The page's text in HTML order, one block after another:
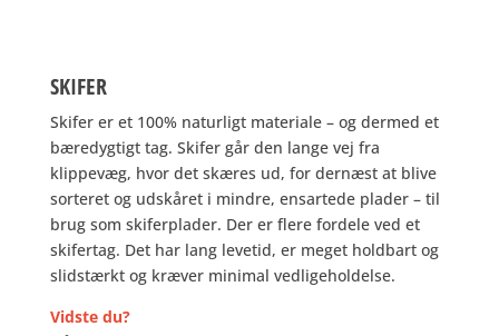
SKIFER
Skifer er et 100% naturligt materiale – og dermed et
bæredygtigt tag. Skifer går den lange vej fra
klippevæg, hvor det skæres ud, for dernæst at blive
sorteret og udskåret i mindre, ensartede plader – til
brug som skiferplader. Der er flere fordele ved et
skifertag. Det har lang levetid, er meget holdbart og
slidstærkt og kræver minimal vedligeholdelse.
Vidste du?